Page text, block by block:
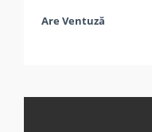
Are Ventuză